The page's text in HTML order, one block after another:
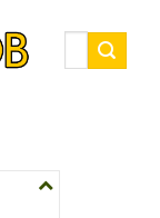
Искать: